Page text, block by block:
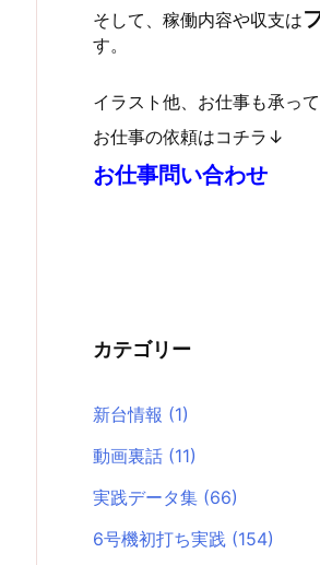
そして、稼働内容や収支は
す。
イラスト他、お仕事も承って
お仕事の依頼はコチラ↓
お仕事問い合わせ
カテゴリー
新台情報 (1)
動画裏話 (11)
実践データ集 (66)
6号機初打ち実践 (154)